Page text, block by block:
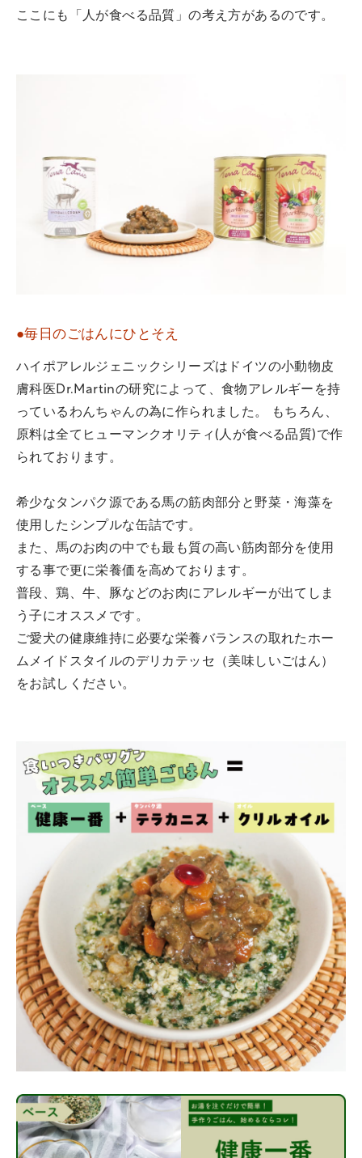
ここにも「人が食べる品質」の考え方があるのです。
●毎日のごはんにひとそえ
ハイポアレルジェニックシリーズはドイツの小動物皮
膚科医Dr.Martinの研究によって、食物アレルギーを持
っているわんちゃんの為に作られました。 もちろん、
原料は全てヒューマンクオリティ(人が食べる品質)で作
られております。
希少なタンパク源である馬の筋肉部分と野菜・海藻を
使用したシンプルな缶詰です。
また、馬のお肉の中でも最も質の高い筋肉部分を使用
する事で更に栄養価を高めております。
普段、鶏、牛、豚などのお肉にアレルギーが出てしま
う子にオススメです。
ご愛犬の健康維持に必要な栄養バランスの取れたホー
ムメイドスタイルのデリカテッセ（美味しいごはん）
をお試しください。